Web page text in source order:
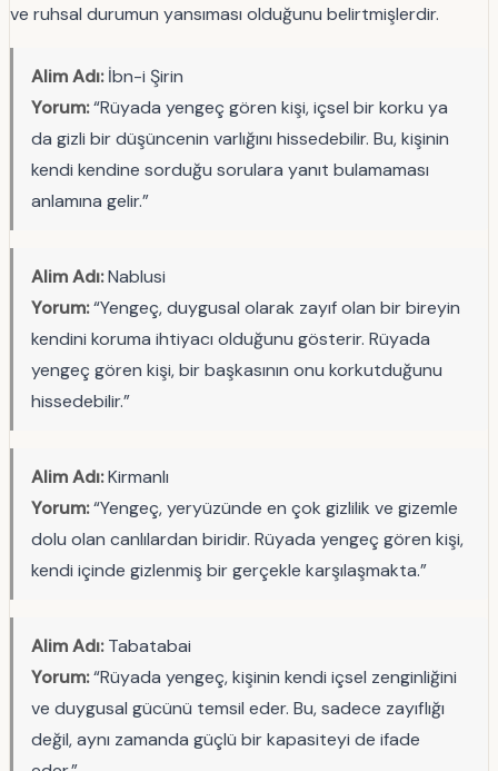
ve ruhsal durumun yansıması olduğunu belirtmişlerdir.
Alim Adı:İbn-i Şirin
Yorum:“Rüyada yengeç gören kişi, içsel bir korku ya
da gizli bir düşüncenin varlığını hissedebilir. Bu, kişinin
kendi kendine sorduğu sorulara yanıt bulamaması
anlamına gelir.”
Alim Adı:Nablusi
Yorum:“Yengeç, duygusal olarak zayıf olan bir bireyin
kendini koruma ihtiyacı olduğunu gösterir. Rüyada
yengeç gören kişi, bir başkasının onu korkutduğunu
hissedebilir.”
Alim Adı:Kirmanlı
Yorum:“Yengeç, yeryüzünde en çok gizlilik ve gizemle
dolu olan canlılardan biridir. Rüyada yengeç gören kişi,
kendi içinde gizlenmiş bir gerçekle karşılaşmakta.”
Alim Adı:Tabatabai
Yorum:“Rüyada yengeç, kişinin kendi içsel zenginliğini
ve duygusal gücünü temsil eder. Bu, sadece zayıflığı
değil, aynı zamanda güçlü bir kapasiteyi de ifade